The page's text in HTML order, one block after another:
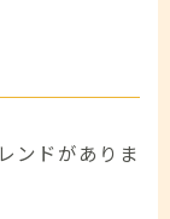
ンドがありま